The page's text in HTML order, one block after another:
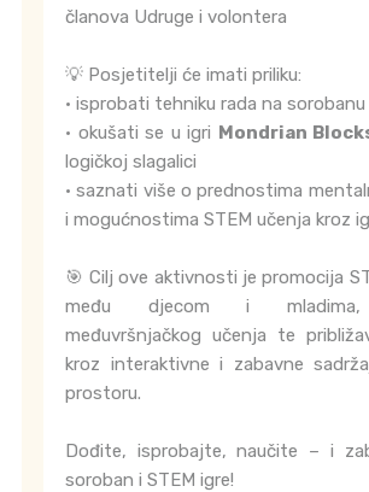
članova Udruge i volontera
💡 Posjetitelji će imati priliku:
• isprobati tehniku rada na sorobanu
• okušati se u igri Mondrian
logičkoj slagalici
• saznati više o prednostima
i mogućnostima STEM učenja kroz
🎯 Cilj ove aktivnosti je promocija
među djecom i mladima,
međuvršnjačkog učenja te
kroz interaktivne i zabavne
prostoru.
Dođite, isprobajte, naučite – i
soroban i STEM igre!